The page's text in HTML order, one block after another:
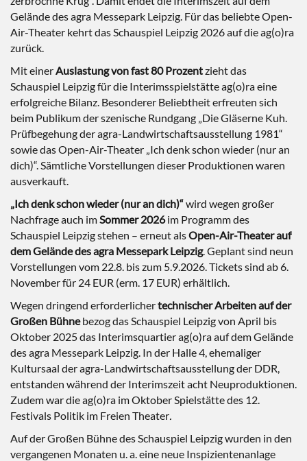
Gelände des agra Messepark Leipzig. Für das beliebte Open-
Air-Theater kehrt das Schauspiel Leipzig 2026 auf die ag(o)ra
zurück.
Mit einerAuslastung von fast 80 Prozentzieht das
Schauspiel Leipzig für die Interimsspielstätte ag(o)ra eine
erfolgreiche Bilanz. Besonderer Beliebtheit erfreuten sich
beim Publikum der szenische Rundgang „Die Gläserne Kuh.
Prüfbegehung der agra-Landwirtschaftsausstellung 1981“
sowie das Open-Air-Theater „Ich denk schon wieder (nur an
dich)“. Sämtliche Vorstellungen dieser Produktionen waren
ausverkauft.
„Ich denk schon wieder (nur an dich)“wird wegen großer
Nachfrage auch imSommer 2026im Programm des
Schauspiel Leipzig stehen – erneut alsOpen-Air-Theater auf
dem Gelände des agra Messepark Leipzig. Geplant sind neun
Vorstellungen vom 22.8. bis zum 5.9.2026. Tickets sind ab 6.
November für 24 EUR (erm. 17 EUR) erhältlich.
Wegen dringend erforderlichertechnischer Arbeiten auf der
Großen Bühnebezog das Schauspiel Leipzig von April bis
Oktober 2025 das Interimsquartier ag(o)ra auf dem Gelände
des agra Messepark Leipzig. In der Halle 4, ehemaliger
Kultursaal der agra-Landwirtschaftsausstellung der DDR,
entstanden während der Interimszeit acht Neuproduktionen.
Zudem war die ag(o)ra im Oktober Spielstätte des 12.
Festivals Politik im Freien Theater.
Auf der Großen Bühne des Schauspiel Leipzig wurden in den
vergangenen Monaten u. a. eine neue Inspizientenanlage